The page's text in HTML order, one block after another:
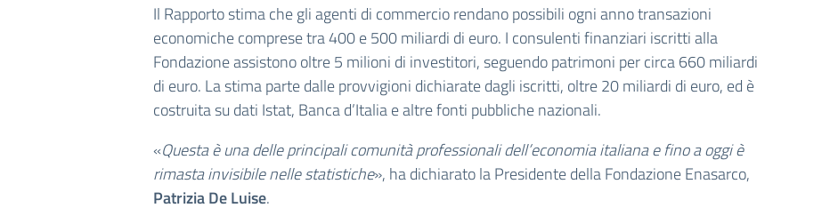
Il Rapporto stima che gli agenti di commercio rendano possibili ogni anno transazioni
economiche comprese tra 400 e 500 miliardi di euro. I consulenti finanziari iscritti alla
Fondazione assistono oltre 5 milioni di investitori, seguendo patrimoni per circa 660 miliardi
di euro. La stima parte dalle provvigioni dichiarate dagli iscritti, oltre 20 miliardi di euro, ed è
costruita su dati Istat, Banca d’Italia e altre fonti pubbliche nazionali.
«Questa è una delle principali comunità professionali dell’economia italiana e fino a oggi è
rimasta invisibile nelle statistiche», ha dichiarato la Presidente della Fondazione Enasarco,
Patrizia De Luise.